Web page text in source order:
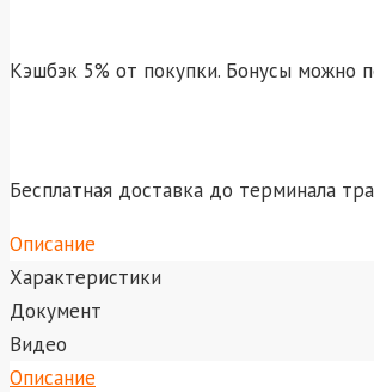
Кэшбэк 5% от покупки. Бонусы можно
Бесплатная доставка до терминала
Описание
Характеристики
Документ
Видео
Описание